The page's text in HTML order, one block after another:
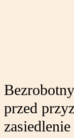
przed
zasiedlenie